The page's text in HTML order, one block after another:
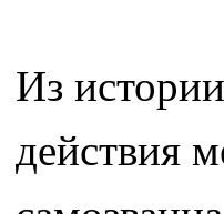
Из
действия